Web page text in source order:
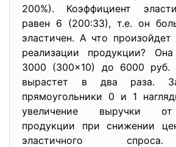
200%). Коэффициент
равен 6 (200:33), т.е. он
эластичен. А что
реализации продукции?
3000 (300×10) до 6000
вырастет в два раза.
прямоугольники 0 и 1
увеличение выручки от
продукции при снижении
эластичного